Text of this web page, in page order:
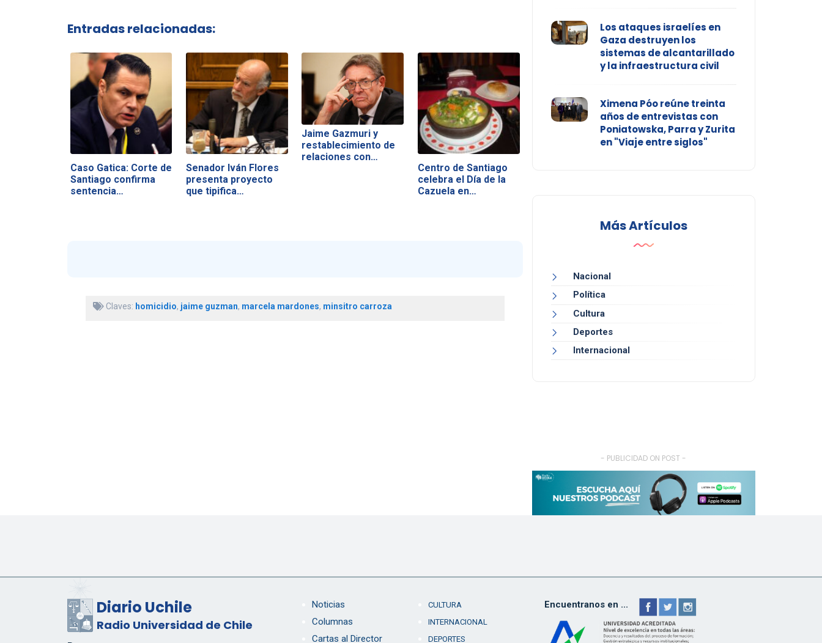
Entradas relacionadas:
Caso Gatica: Corte de
Santiago confirma
sentencia…
Senador Iván Flores
presenta proyecto
que tipifica…
Jaime Gazmuri y
restablecimiento de
relaciones con…
Centro de Santiago
celebra el Día de la
Cazuela en…
Claves: homicidio, jaime guzman, marcela mardones, minsitro carroza
Los ataques israelíes en
Gaza destruyen los
sistemas de alcantarillado
y la infraestructura civil
Ximena Póo reúne treinta
años de entrevistas con
Poniatowska, Parra y Zurita
en "Viaje entre siglos"
Más Artículos
Nacional
Política
Cultura
Deportes
Internacional
- PUBLICIDAD ON POST -
Diario Uchile
Radio Universidad de Chile
Noticias
Columnas
Cartas al Director
CULTURA
INTERNACIONAL
DEPORTES
Encuentranos en ...